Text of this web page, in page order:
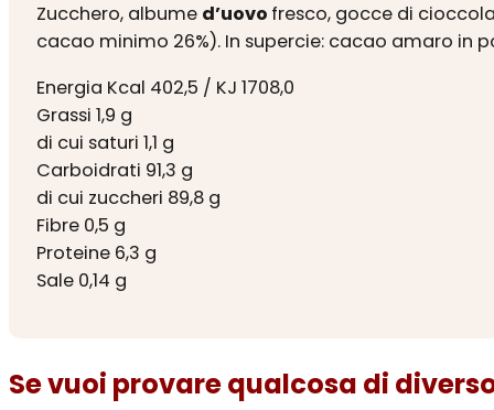
Zucchero, albume d’uovo fresco, gocce di
cacao minimo 26%). In supercie: cacao amaro in
Energia Kcal 402,5 / KJ 1708,0
Grassi 1,9 g
di cui saturi 1,1 g
Carboidrati 91,3 g
di cui zuccheri 89,8 g
Fibre 0,5 g
Proteine 6,3 g
Sale 0,14 g
Se vuoi provare qualcosa di